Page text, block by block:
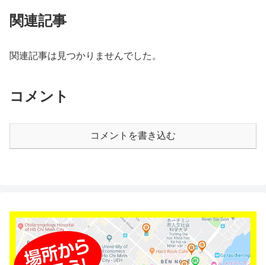
関連記事
関連記事は見つかりませんでした。
コメント
コメントを書き込む